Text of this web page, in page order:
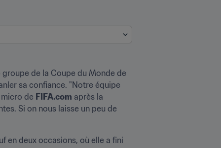
de la Coupe du Monde de
sa confiance. "Notre équipe
de FIFA.com après la
Si on nous laisse un peu de
en deux occasions, où elle a fini